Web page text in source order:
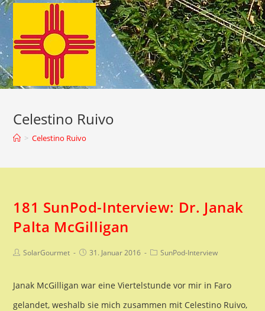
Zum
springen
Celestino Ruivo
> Celestino Ruivo
181 SunPod-Interview: Dr. Janak
Palta McGilligan
Beitrags-
SolarGourmet
Beitrag
31. Januar 2016
Beitrags-
SunPod-Interview
Janak McGilligan war eine Viertelstunde vor mir in Faro
gelandet, weshalb sie mich zusammen mit Celestino Ruivo,